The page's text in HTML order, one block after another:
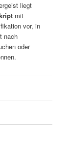
liegt
mit
vor, in
nach
oder